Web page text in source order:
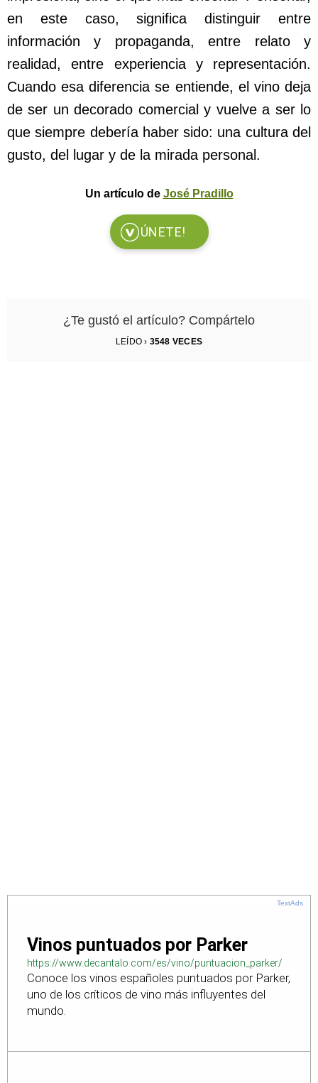
en este caso, significa distinguir entre
información y propaganda, entre relato y
realidad, entre experiencia y representación.
Cuando esa diferencia se entiende, el vino deja
de ser un decorado comercial y vuelve a ser lo
que siempre debería haber sido: una cultura del
gusto, del lugar y de la mirada personal.
Un artículo de José Pradillo
ÚNETE!
¿Te gustó el artículo? Compártelo
LEÍDO › 3548 VECES
TextAds
Vinos puntuados por Parker
https://www.decantalo.com/es/vino/puntuacion_parker/
Conoce los vinos españoles puntuados por Parker,
uno de los críticos de vino más influyentes del
mundo.